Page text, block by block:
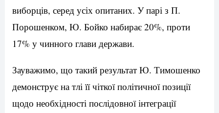
виборців, серед усіх опитаних. У парі з П.
Порошенком, Ю. Бойко набирає 20%, проти
17% у чинного глави держави.
Зауважимо, що такий результат Ю. Тимошенко
демонструє на тлі її чіткої політичної позиції
щодо необхідності послідовної інтеграції